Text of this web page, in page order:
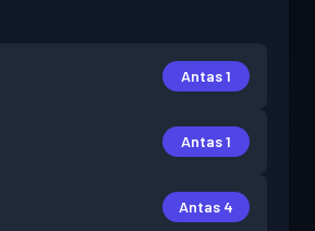
Antas 1
Antas 1
Antas 4